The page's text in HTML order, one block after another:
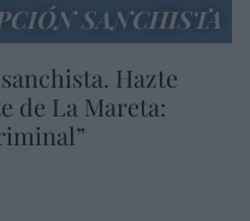
SANCHISTA
Hazte
de La Mareta: